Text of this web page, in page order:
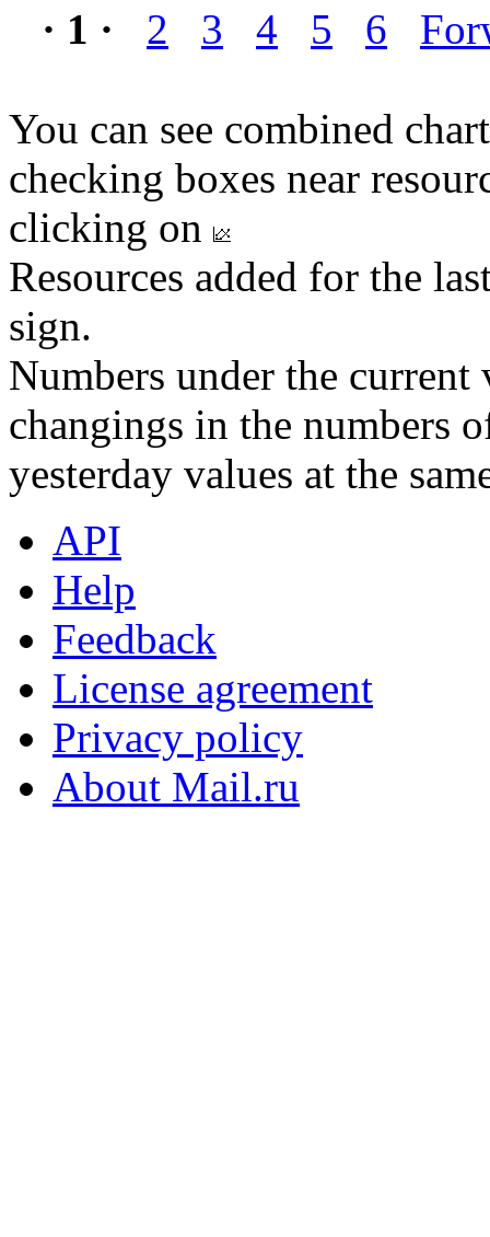
· 1 · 2 3 4 5 6
You can see combined
checking boxes near
clicking on
Resources added for the
sign.
Numbers under the
changings in the numbers
yesterday values at the
API
Help
Feedback
License agreement
Privacy policy
About Mail.ru